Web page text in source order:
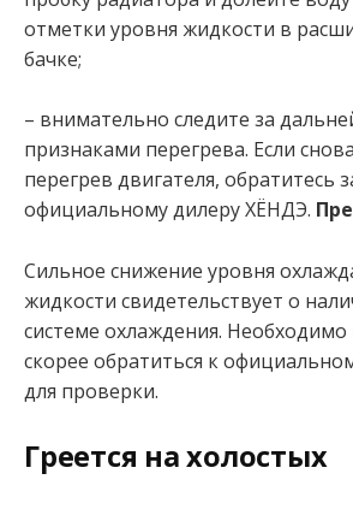
отметки уровня жидкости в
бачке;
– внимательно следите за
признаками перегрева. Если
перегрев двигателя,
официальному дилеру ХЁНДЭ.
Сильное снижение уровня
жидкости свидетельствует о
системе охлаждения.
скорее обратиться к
для проверки.
Греется на холостых